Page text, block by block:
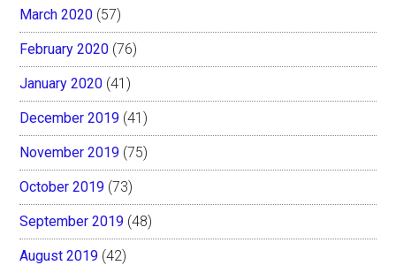
March 2020 (57)
February 2020 (76)
January 2020 (41)
December 2019 (41)
November 2019 (75)
October 2019 (73)
September 2019 (48)
August 2019 (42)